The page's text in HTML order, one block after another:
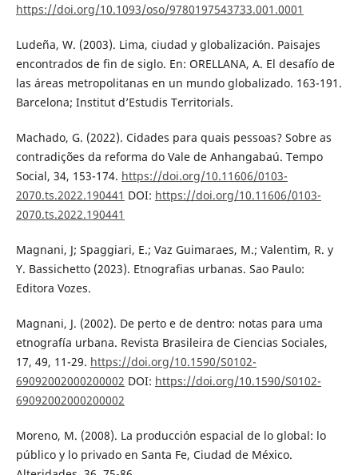
https://doi.org/10.1093/oso/9780197543733.001.0001
Ludeña, W. (2003). Lima, ciudad y globalización. Paisajes
encontrados de fin de siglo. En: ORELLANA, A. El desafío de
las áreas metropolitanas en un mundo globalizado. 163-191.
Barcelona; Institut d’Estudis Territorials.
Machado, G. (2022). Cidades para quais pessoas? Sobre as
contradições da reforma do Vale de Anhangabaú. Tempo
Social, 34, 153-174. https://doi.org/10.11606/0103-
2070.ts.2022.190441 DOI: https://doi.org/10.11606/0103-
2070.ts.2022.190441
Magnani, J; Spaggiari, E.; Vaz Guimaraes, M.; Valentim, R. y
Y. Bassichetto (2023). Etnografias urbanas. Sao Paulo:
Editora Vozes.
Magnani, J. (2002). De perto e de dentro: notas para uma
etnografía urbana. Revista Brasileira de Ciencias Sociales,
17, 49, 11-29. https://doi.org/10.1590/S0102-
69092002000200002 DOI: https://doi.org/10.1590/S0102-
69092002000200002
Moreno, M. (2008). La producción espacial de lo global: lo
público y lo privado en Santa Fe, Ciudad de México.